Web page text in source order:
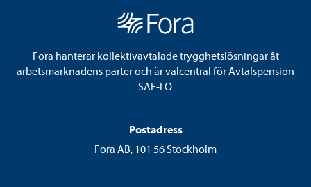
Fora hanterar kollektivavtalade trygghetslösningar åt
arbetsmarknadens parter och är valcentral för Avtalspension
SAF-LO.
Postadress
Fora AB, 101 56 Stockholm